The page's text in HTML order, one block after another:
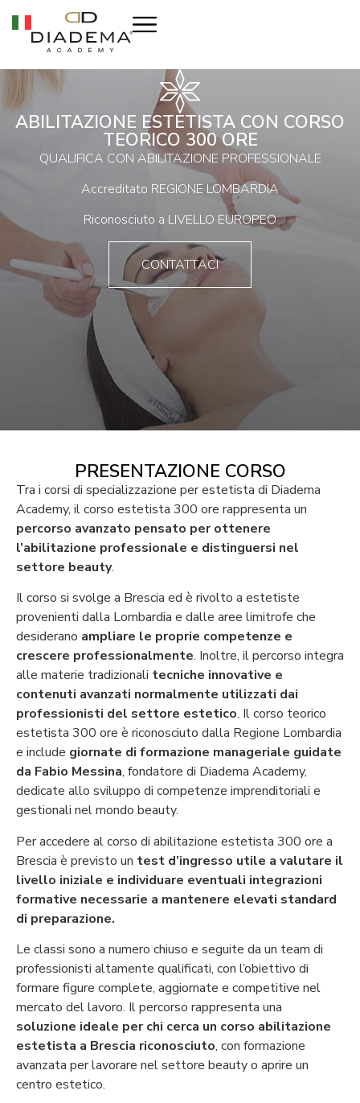
ABILITAZIONE ESTETISTA CON CORSO
TEORICO 300 ORE
QUALIFICA CON ABILITAZIONE PROFESSIONALE
Accreditato REGIONE LOMBARDIA
Riconosciuto a LIVELLO EUROPEO
CONTATTACI
PRESENTAZIONE CORSO
Tra i corsi di specializzazione per estetista di Diadema
Academy, il corso estetista 300 ore rappresenta un
percorso avanzato pensato per ottenere
l’abilitazione professionale e distinguersi nel
settore beauty.
Il corso si svolge a Brescia ed è rivolto a estetiste
provenienti dalla Lombardia e dalle aree limitrofe che
desiderano ampliare le proprie competenze e
crescere professionalmente. Inoltre, il percorso integra
alle materie tradizionali tecniche innovative e
contenuti avanzati normalmente utilizzati dai
professionisti del settore estetico. Il corso teorico
estetista 300 ore è riconosciuto dalla Regione Lombardia
e include giornate di formazione manageriale guidate
da Fabio Messina, fondatore di Diadema Academy,
dedicate allo sviluppo di competenze imprenditoriali e
gestionali nel mondo beauty.
Per accedere al corso di abilitazione estetista 300 ore a
Brescia è previsto un test d’ingresso utile a valutare il
livello iniziale e individuare eventuali integrazioni
formative necessarie a mantenere elevati standard
di preparazione.
Le classi sono a numero chiuso e seguite da un team di
professionisti altamente qualificati, con l’obiettivo di
formare figure complete, aggiornate e competitive nel
mercato del lavoro. Il percorso rappresenta una
soluzione ideale per chi cerca un corso abilitazione
estetista a Brescia riconosciuto, con formazione
avanzata per lavorare nel settore beauty o aprire un
centro estetico.